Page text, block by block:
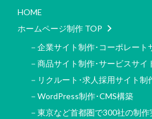
HOME
ホームページ制作 TOP
－企業サイト制作･コーポレート
－商品サイト制作･サービスサイ
－リクルート･求人採用サイト制
－WordPress制作･CMS構築
－東京など首都圏で300社の制作